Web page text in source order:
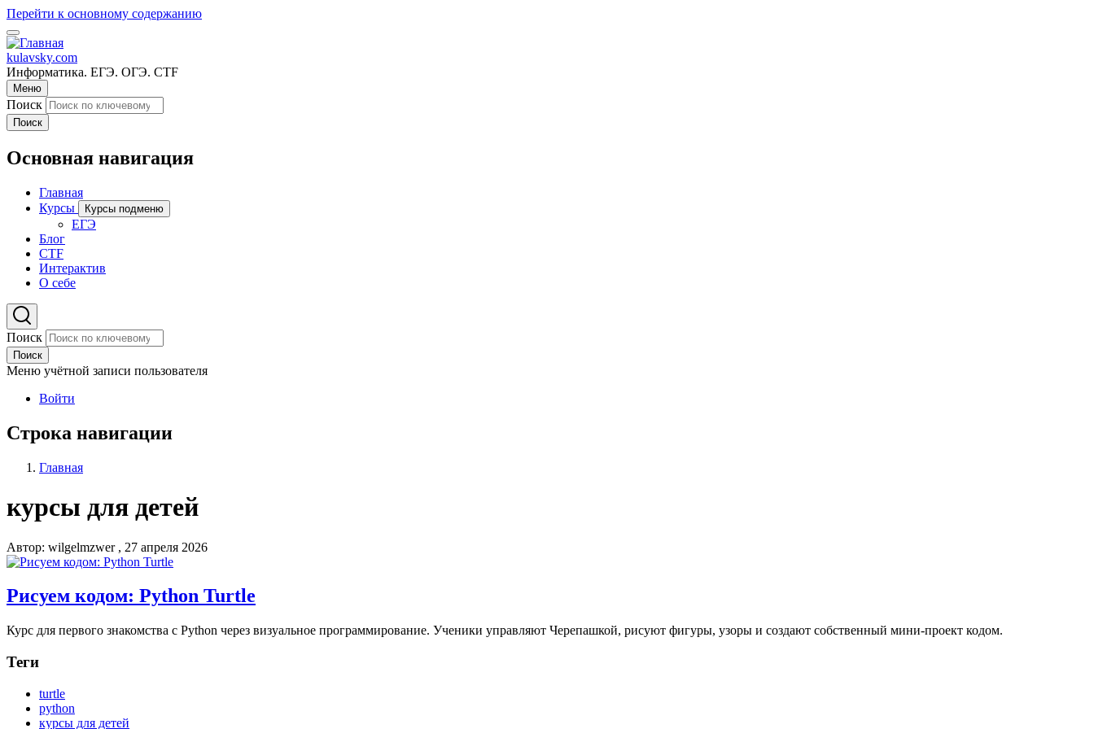
Перейти к основному содержанию
kulavsky.com
Информатика. ЕГЭ. ОГЭ. CTF
Меню
Поиск
Поиск
Основная навигация
Главная
Курсы
Курсы подменю
ЕГЭ
Блог
CTF
Интерактив
О себе
Поиск
Поиск
Меню учётной записи пользователя
Войти
Строка навигации
Главная
курсы для детей
Автор: wilgelmzwer , 27 апреля 2026
Рисуем кодом: Python Turtle
Курс для первого знакомства с Python через визуальное программирование. Ученики управляют Черепашкой, рисуют фигуры, узоры и создают собственный мини-проект кодом.
Теги
turtle
python
курсы для детей